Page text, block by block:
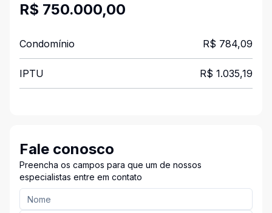
R$ 750.000,00
Condomínio R$ 784,09
IPTU R$ 1.035,19
Fale conosco
Preencha os campos para que um de nossos
especialistas entre em contato